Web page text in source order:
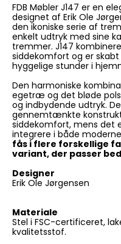
FDB Møbler J147 er en
designet af Erik Ole
den ikoniske serie af
enkelt udtryk med sine
tremmer. J147
siddekomfort og er
hyggelige stunder i
Den harmoniske
egetræ og det bløde
og indbydende udtryk.
gennemtænkte
siddekomfort, mens det
integrere i både
fås i flere forskellige
variant, der passer
Designer
Erik Ole Jørgensen
Materiale
Stel i FSC-certificeret,
kvalitetsstof.